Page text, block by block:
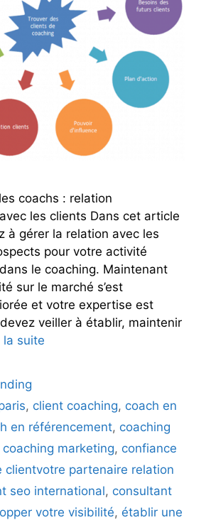
coachs : relation
les clients Dans cet article
à gérer la relation avec les
pour votre activité
le coaching. Maintenant
sur le marché s’est
et votre expertise est
veiller à établir, maintenir
la suite
, client coaching, coach en
en référencement, coaching
coaching marketing, confiance
clientvotre partenaire relation
seo international, consultant
votre visibilité, établir une